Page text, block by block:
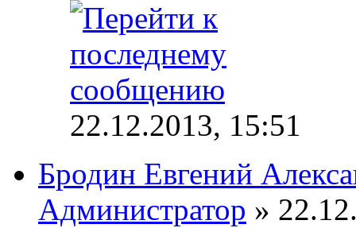
22.12.2013, 15:51
Бродин Евгений
Администратор »